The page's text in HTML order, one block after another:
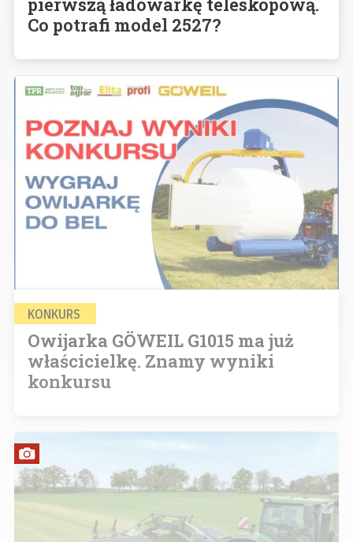
Co potrafi model 2527?
KONKURS
Owijarka GÖWEIL G1015 ma już
właścicielkę. Znamy wyniki
konkursu